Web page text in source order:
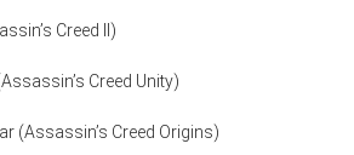
Creed II)
Creed Unity)
(Assassin’s Creed Origins)